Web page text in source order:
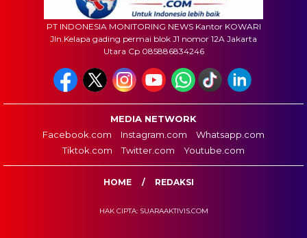
PT INDONESIA MONITORING NEWS Kantor KOWARI
Jln.Kelapa gading permai blok J1 nomor 12A Jakarta
Utara Cp 085886834246
MEDIA NETWORK
Facebook.com
Instagram.com
Whatsapp.com
Tiktok.com
Twitter.com Youtube.com
HOME REDAKSI
HAK CIPTA: SUARAAKTIVIS.COM